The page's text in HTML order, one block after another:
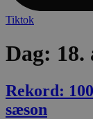
Tiktok
Dag: 18.
Rekord:
sæson